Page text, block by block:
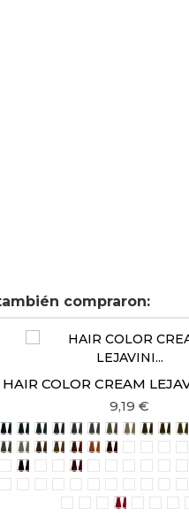
compraron:
HAIR COLOR CREAM
9,19 €
1/00 Negro
3/00 Castaño oscuro
4/00 Castaño
5/00 Castaño claro
6/00 Rubio oscuro
7/00 Rubio
8/00 Rubio
9/005/36/3
8/31 Rubio claro dorado
10/31 Rubio platino
6/34 Rubio oscuro
7/34 Rubio dorado
6/43 Rubio
8/43 Rubio
5/46/47/48/4
7/66 Rubio rojizo intenso
4/5 Castaño caoba
5/5 Castaño claro caoba
6/5 Rubio oscuro
7/5 Rubio caoba
4/7 Castaño
5/7 castaño
6/77/75/
8/2 Rubio claro viola
9/2 Rubio clarísimo viola
4/22 Castaño viola
6/22 Rubio oscuro
8/27 Rubio claro
10/27 Rubio
5/1 Castaño
6/1 Rubio
7/18/1
10/2 Rubio
10/6 Rubio
11/1 rubio
RojoNaranja
Gris